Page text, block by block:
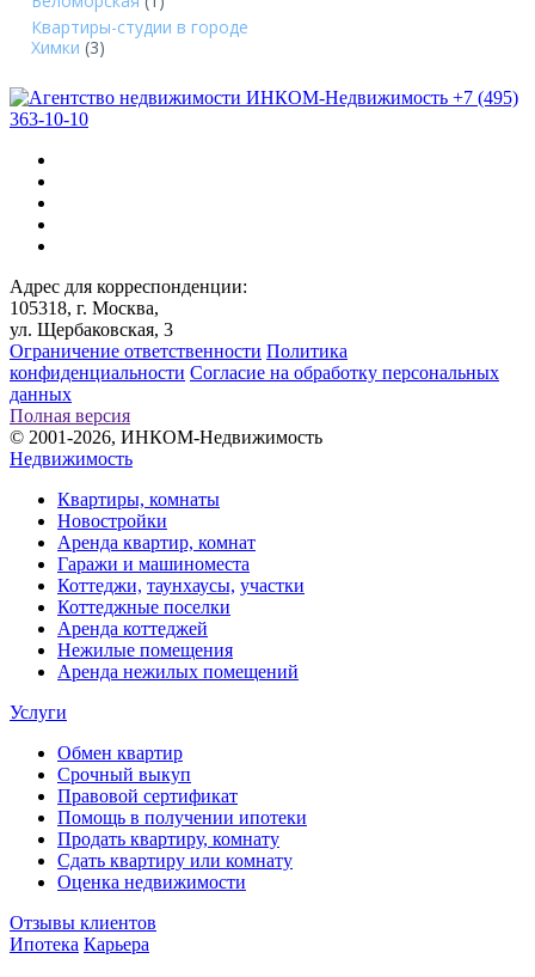
Квартиры-студии в городе
Химки (3)
+7 (495)
363-10-10
Адрес для корреспонденции:
105318, г. Москва,
ул. Щербаковская, 3
Ограничение ответственности Политика
конфиденциальности Согласие на обработку персональных
данных
Полная версия
© 2001-2026, ИНКОМ-Недвижимость
Недвижимость
Квартиры, комнаты
Новостройки
Аренда квартир, комнат
Гаражи и машиноместа
Коттеджи, таунхаусы, участки
Коттеджные поселки
Аренда коттеджей
Нежилые помещения
Аренда нежилых помещений
Услуги
Обмен квартир
Срочный выкуп
Правовой сертификат
Помощь в получении ипотеки
Продать квартиру, комнату
Сдать квартиру или комнату
Оценка недвижимости
Отзывы клиентов
Ипотека Карьера